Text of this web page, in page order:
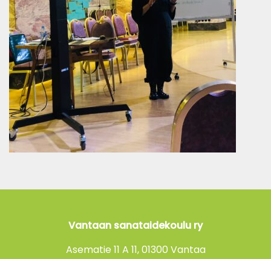
Vantaan sanataidekoulu ry
Asematie 11 A 11, 01300 Vantaa